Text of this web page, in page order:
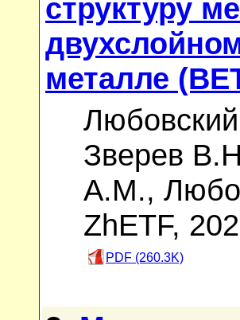
структуру
металле
Зверев
А.М.,
ZhETF,
PDF (260.3K)